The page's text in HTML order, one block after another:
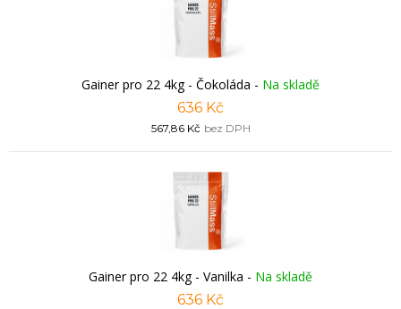
Gainer pro 22 4kg - Čokoláda - Na skladě
636 Kč
567,86 Kč bez DPH
Gainer pro 22 4kg - Vanilka - Na skladě
636 Kč